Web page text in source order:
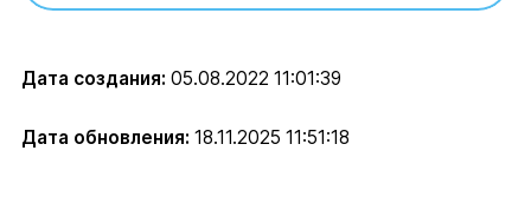
Дата создания: 05.08.2022 11:01:39
Дата обновления: 18.11.2025 11:51:18